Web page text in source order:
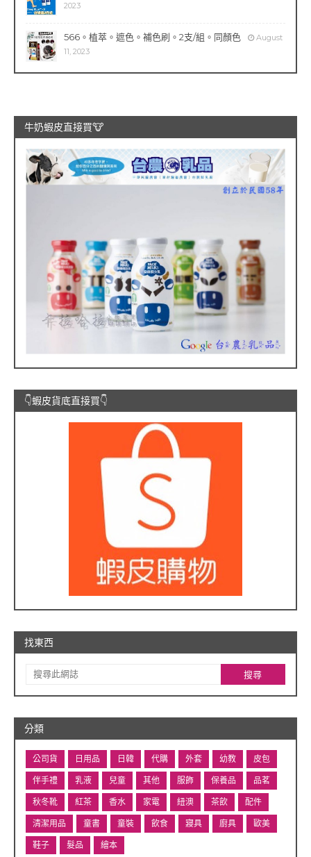
2023
566。植萃。遮色。補色刷。2支/組。同顏色
August
11, 2023
牛奶蝦皮直接買🐮
👇蝦皮貨底直接買👇
找東西
分類
公司貨 日用品 日韓 代購 外套 幼教 皮包
伴手禮 乳液 兒童 其他 服飾 保養品 品茗
秋冬靴 紅茶 香水 家電 紐澳 茶飲 配件
清潔用品 童書 童裝 飲食 寢具 廚具 歐美
鞋子 髮品 繪本